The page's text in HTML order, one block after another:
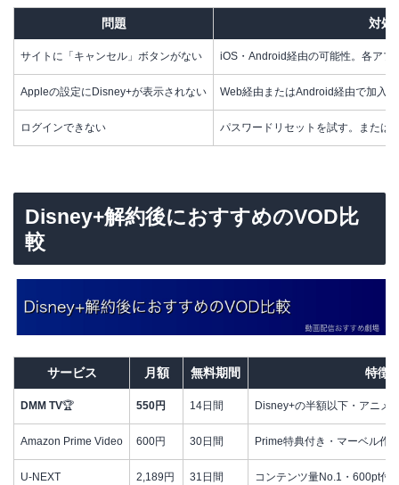
問題 対処
サイトに「キャンセル」ボタンがない iOS・Android経由の可能性。各アプ
Appleの設定にDisney+が表示されない Web経由またはAndroid経由で加入
ログインできない パスワードリセットを試す。または
Disney+解約後におすすめのVOD比
較
サービス 月額 無料期間 特徴
DMM TV🏆 550円 14日間 Disney+の半額以下・アニメ
Amazon Prime Video 600円 30日間 Prime特典付き・マーベル作
U-NEXT 2,189円 31日間 コンテンツ量No.1・600pt付